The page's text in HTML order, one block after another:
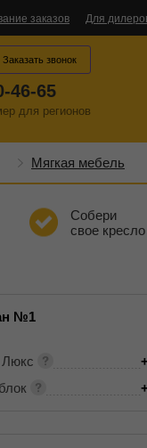
заказов Для
46-65
для регионов
Заказать звонок
Мягкая мебель
Собери
свое кресло
№1
Люкс